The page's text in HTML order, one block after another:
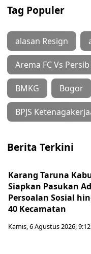
Tag Populer
alasan Resign
Arema FC Vs
BMKG Bogor
BPJS
Berita Terkini
Karang Taruna
Siapkan Pasukan
Persoalan Sosial
40 Kecamatan
Kamis, 6 Agustus 2026,